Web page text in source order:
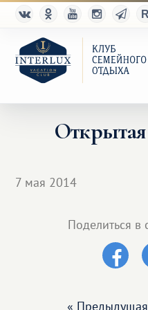
Преимущества
Партнерам
7 мая 2014
Поделиться в
« Предыдущая